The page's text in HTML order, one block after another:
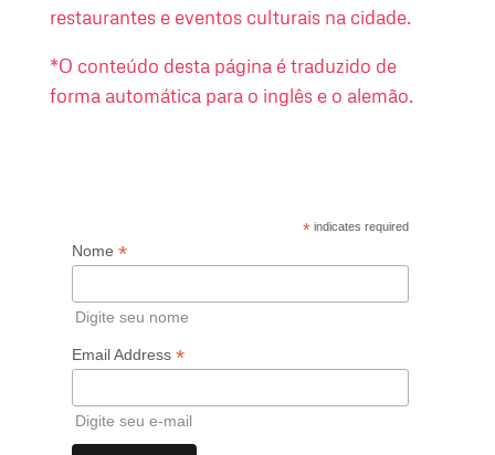
restaurantes e eventos culturais na cidade.
*O conteúdo desta página é traduzido de
forma automática para o inglês e o alemão.
* indicates required
Nome *
Digite seu nome
Email Address *
Digite seu e-mail